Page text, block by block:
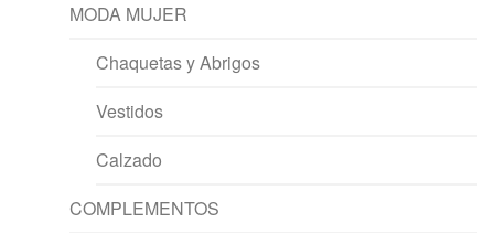
MODA MUJER
Chaquetas y Abrigos
Vestidos
Calzado
COMPLEMENTOS